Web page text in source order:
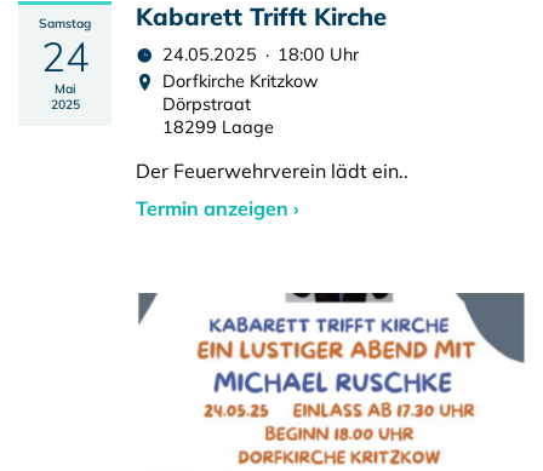
Samstag
24
Mai
2025
Kabarett Trifft Kirche
24.05.2025 · 18:00 Uhr
Dorfkirche Kritzkow
Dörpstraat
18299 Laage
Der Feuerwehrverein lädt ein..
Termin anzeigen ›